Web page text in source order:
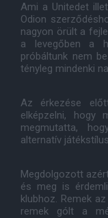
Ami a Unitedet
Odion
nagyon örült a
a levegőben a
próbáltunk nem
tényleg mindenki
Az érkezése
elképzelni, hogy
megmutatta,
alternatív
Megdolgozott
és meg is
klubhoz. Remek
remek gólt a